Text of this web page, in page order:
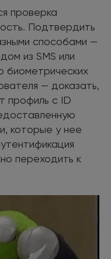
проверка
Подтвердить
способами —
из SMS или
— доказать,
профиль с ID
которые у нее
переходить к